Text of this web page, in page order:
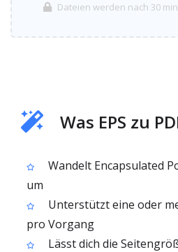
Dateien werden nach 30
Was EPS zu
Wandelt Encapsulated
um
Unterstützt eine oder
pro Vorgang
Lässt dich die